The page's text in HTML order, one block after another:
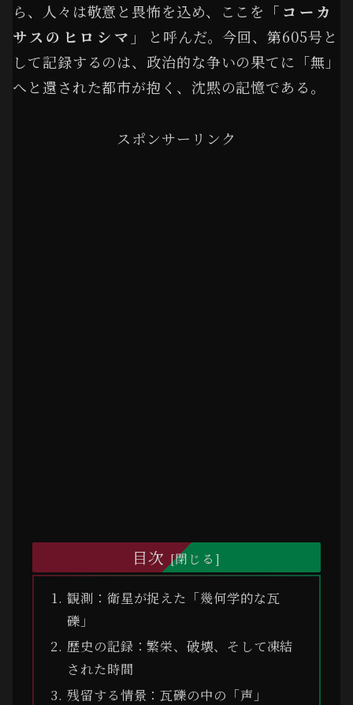
ら、人々は敬意と畏怖を込め、ここを 「コーカ
サスのヒロシマ」
と呼んだ。今回、第605号と
して記録するのは、政治的な争いの果てに「無」
へと還された都市が抱く、沈黙の記憶である。
スポンサーリンク
目次
観測：衛星が捉えた「幾何学的な瓦
礫」
歴史の記録：繁栄、破壊、そして凍結
された時間
残留する情景：瓦礫の中の「声」